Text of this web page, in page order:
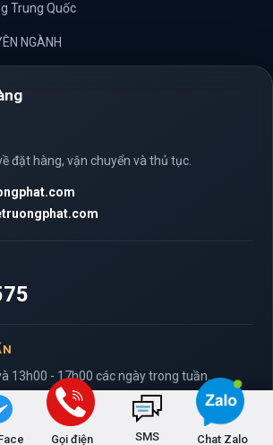
Gọi điện SMS Chat Zalo
Trung Quốc
NGÀNH
đặt hàng, vận chuyển và thủ tục.
13h00 - 17h00 các ngày trong tuần.